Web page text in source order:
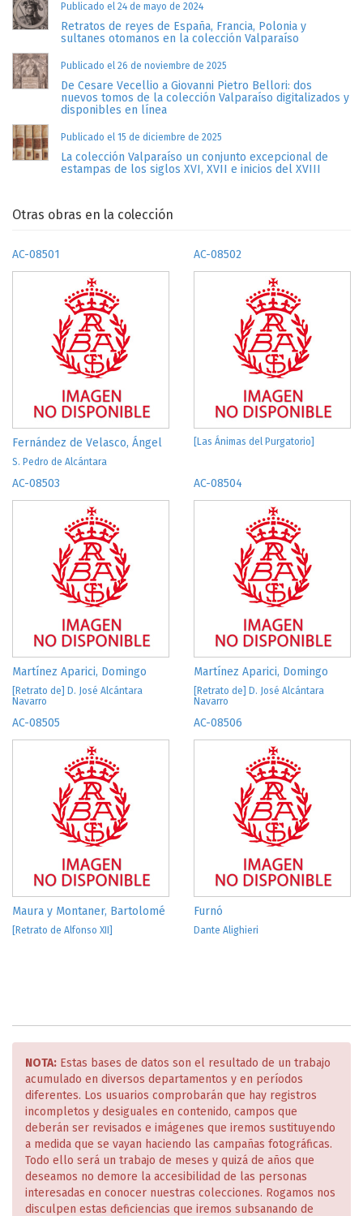
Publicado el 24 de mayo de 2024
Retratos de reyes de España, Francia, Polonia y
sultanes otomanos en la colección Valparaíso
Publicado el 26 de noviembre de 2025
De Cesare Vecellio a Giovanni Pietro Bellori: dos
nuevos tomos de la colección Valparaíso digitalizados y
disponibles en línea
Publicado el 15 de diciembre de 2025
La colección Valparaíso un conjunto excepcional de
estampas de los siglos XVI, XVII e inicios del XVIII
Otras obras en la colección
AC-08501
Fernández de Velasco, Ángel
S. Pedro de Alcántara
AC-08502
[Las Ánimas del Purgatorio]
AC-08503
Martínez Aparici, Domingo
[Retrato de] D. José Alcántara
Navarro
AC-08504
Martínez Aparici, Domingo
[Retrato de] D. José Alcántara
Navarro
AC-08505
Maura y Montaner, Bartolomé
[Retrato de Alfonso XII]
AC-08506
Furnó
Dante Alighieri
NOTA: Estas bases de datos son el resultado de un trabajo
acumulado en diversos departamentos y en períodos
diferentes. Los usuarios comprobarán que hay registros
incompletos y desiguales en contenido, campos que
deberán ser revisados e imágenes que iremos sustituyendo
a medida que se vayan haciendo las campañas fotográficas.
Todo ello será un trabajo de meses y quizá de años que
deseamos no demore la accesibilidad de las personas
interesadas en conocer nuestras colecciones. Rogamos nos
disculpen estas deficiencias que iremos subsanando de